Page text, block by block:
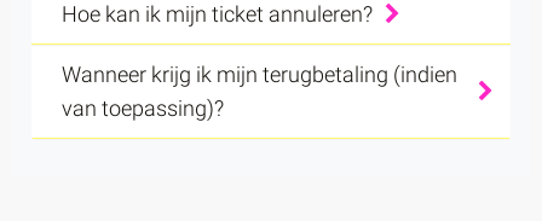
Hoe kan ik mijn ticket annuleren?
Wanneer krijg ik mijn terugbetaling (indien
van toepassing)?